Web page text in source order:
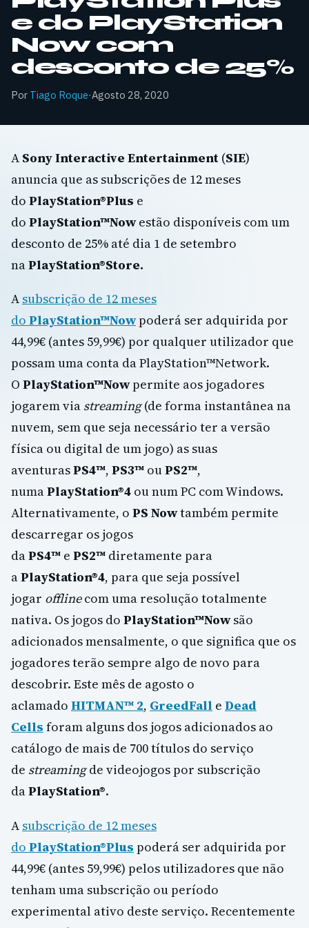
e do PlayStation
Now com
desconto de 25%
Por Tiago Roque·Agosto 28, 2020
A Sony Interactive Entertainment (SIE)
anuncia que as subscrições de 12 meses
do PlayStation®Plus e
do PlayStation™Nowestão disponíveis com um
desconto de 25% até dia 1 de setembro
naPlayStation®Store.
A subscrição de 12 meses
do PlayStation™Nowpoderá ser adquirida por
44,99€ (antes 59,99€) por qualquer utilizador que
possam uma conta da PlayStation™Network.
O PlayStation™Nowpermite aos jogadores
jogarem via streaming(de forma instantânea na
nuvem, sem que seja necessário ter a versão
física ou digital de um jogo) as suas
aventurasPS4™, PS3™ ouPS2™,
numaPlayStation®4 ou num PC com Windows.
Alternativamente, o PS Nowtambém permite
descarregar os jogos
daPS4™ e PS2™ diretamente para
aPlayStation®4, para que seja possível
jogar offlinecom uma resolução totalmente
nativa. Os jogos do PlayStation™Nowsão
adicionados mensalmente, o que significa que os
jogadores terão sempre algo de novo para
descobrir. Este mês de agosto o
aclamado HITMAN™ 2, GreedFall e Dead
Cells foram alguns dos jogos adicionados ao
catálogo de mais de 700 títulos do serviço
de streamingde videojogos por subscrição
daPlayStation®.
A subscrição de 12 meses
do PlayStation®Plus poderá ser adquirida por
44,99€ (antes 59,99€) pelos utilizadores que não
tenham uma subscrição ou período
experimental ativo deste serviço. Recentemente